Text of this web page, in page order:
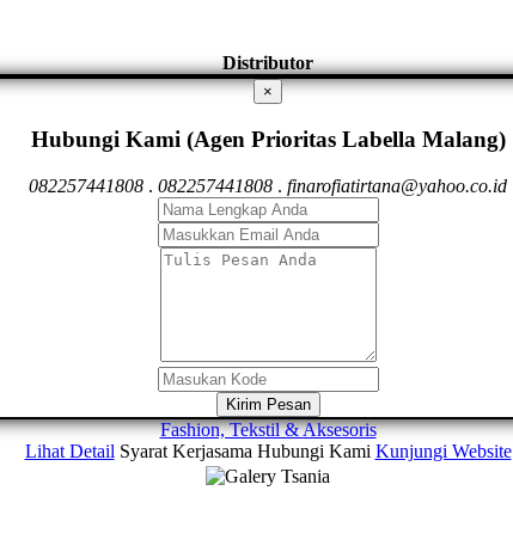
Distributor
×
Hubungi Kami (Agen Prioritas Labella Malang)
082257441808 . 082257441808 . finarofiatirtana@yahoo.co.id
Kirim Pesan
Fashion, Tekstil & Aksesoris
Lihat Detail Syarat Kerjasama Hubungi Kami Kunjungi Website